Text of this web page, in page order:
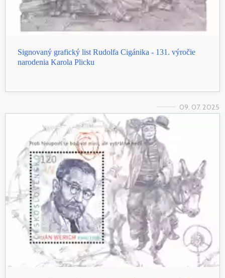
Signovaný grafický list Rudolfa Cigánika - 131. výročie
narodenia Karola Plicku
09. 07. 2025